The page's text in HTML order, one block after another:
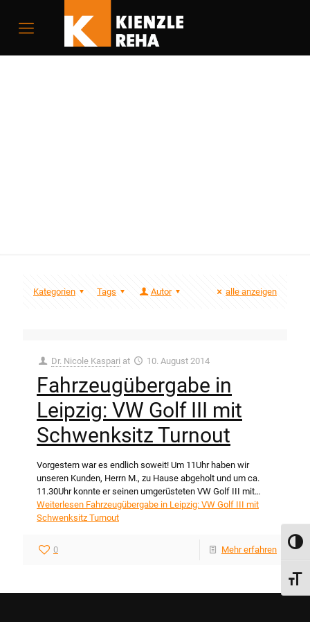
Kategorien Tags Autor alle anzeigen
Dr. Nicole Kaspari at 10. August 2014
Fahrzeugübergabe in
Leipzig: VW Golf III mit
Schwenksitz Turnout
Vorgestern war es endlich soweit! Um 11Uhr haben wir
unseren Kunden, Herrn M., zu Hause abgeholt und um ca.
11.30Uhr konnte er seinen umgerüsteten VW Golf III mit…
Weiterlesen Fahrzeugübergabe in Leipzig: VW Golf III mit
Schwenksitz Turnout
0 Mehr erfahren